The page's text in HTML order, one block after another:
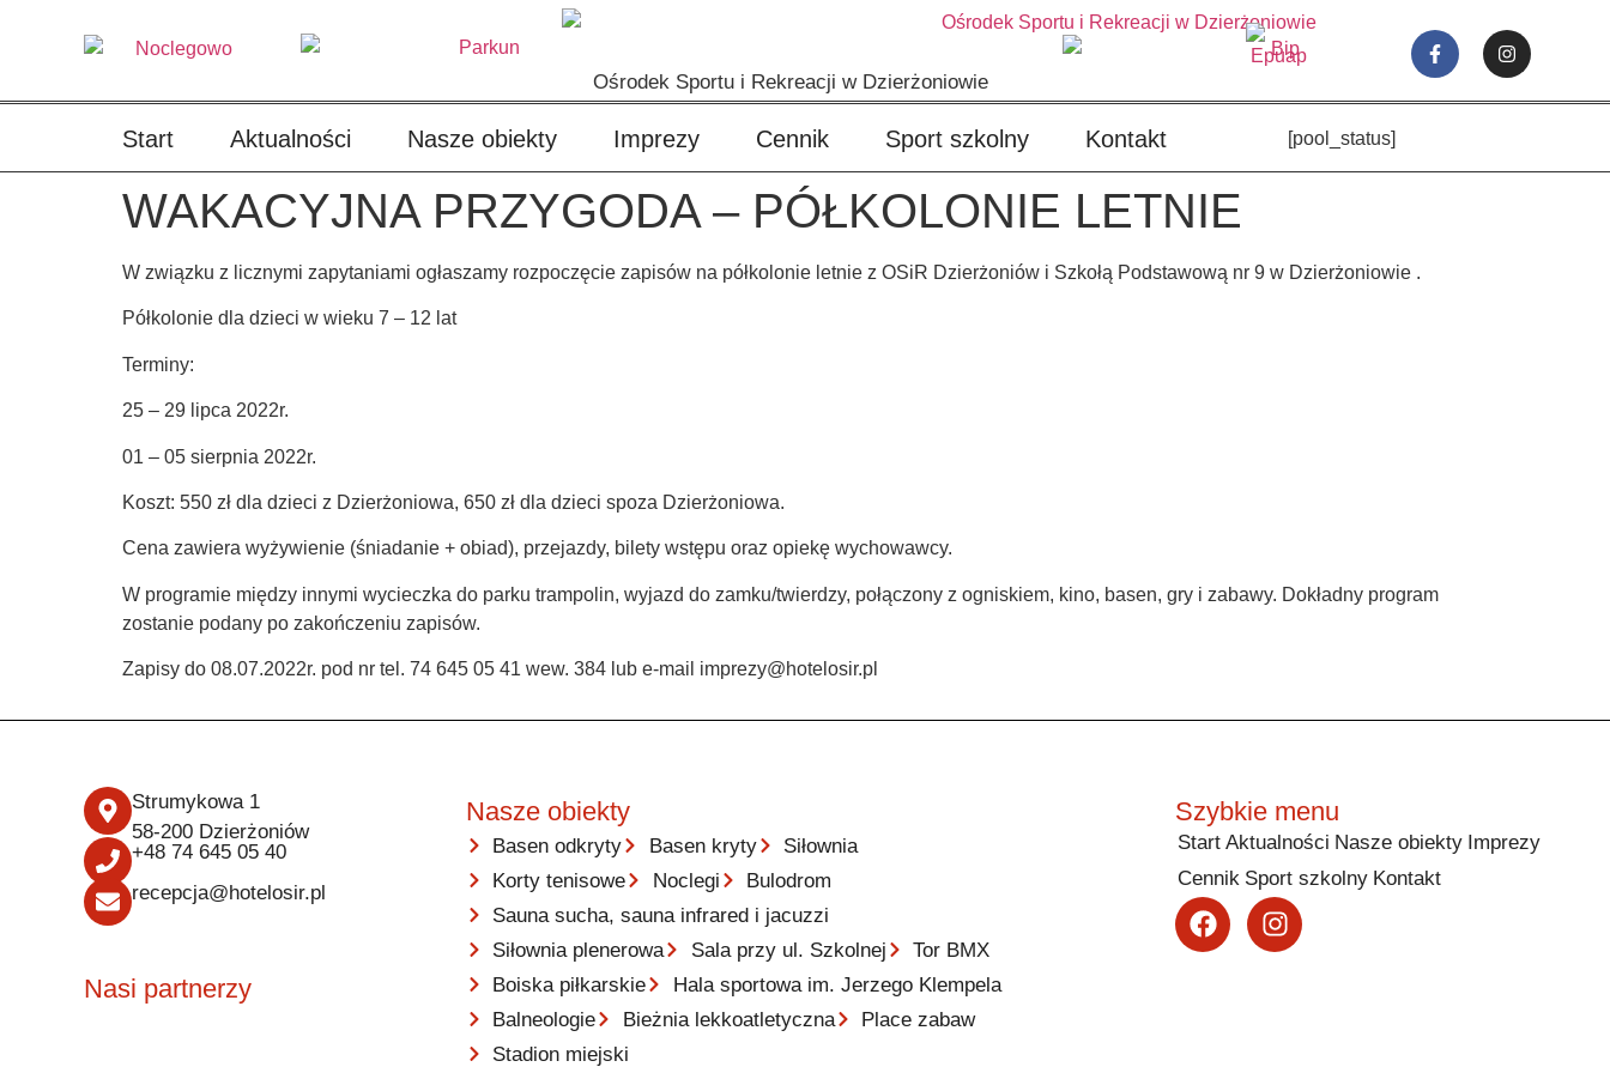
Ośrodek Sportu i Rekreacji w Dzierżoniowie
Start Aktualności Nasze obiekty Imprezy Cennik Sport szkolny Kontakt [pool_status]
WAKACYJNA PRZYGODA – PÓŁKOLONIE LETNIE
W związku z licznymi zapytaniami ogłaszamy rozpoczęcie zapisów na półkolonie letnie z OSiR Dzierżoniów i Szkołą Podstawową nr 9 w Dzierżoniowie .
Półkolonie dla dzieci w wieku 7 – 12 lat
Terminy:
25 – 29 lipca 2022r.
01 – 05 sierpnia 2022r.
Koszt: 550 zł dla dzieci z Dzierżoniowa, 650 zł dla dzieci spoza Dzierżoniowa.
Cena zawiera wyżywienie (śniadanie + obiad), przejazdy, bilety wstępu oraz opiekę wychowawcy.
W programie między innymi wycieczka do parku trampolin, wyjazd do zamku/twierdzy, połączony z ogniskiem, kino, basen, gry i zabawy. Dokładny program
zostanie podany po zakończeniu zapisów.
Zapisy do 08.07.2022r. pod nr tel. 74 645 05 41 wew. 384 lub e-mail imprezy@hotelosir.pl
Strumykowa 1
58-200 Dzierżoniów
+48 74 645 05 40
recepcja@hotelosir.pl
Nasi partnerzy
Nasze obiekty
Basen odkryty Basen kryty
Siłownia
Korty tenisowe
Noclegi
Bulodrom
Sauna sucha, sauna infrared i jacuzzi
Siłownia plenerowa
Sala przy ul. Szkolnej
Tor BMX
Boiska piłkarskie
Hala sportowa im. Jerzego Klempela
Balneologie
Bieżnia lekkoatletyczna
Place zabaw
Stadion miejski
Szybkie menu
Start Aktualności Nasze obiekty Imprezy
Cennik Sport szkolny Kontakt